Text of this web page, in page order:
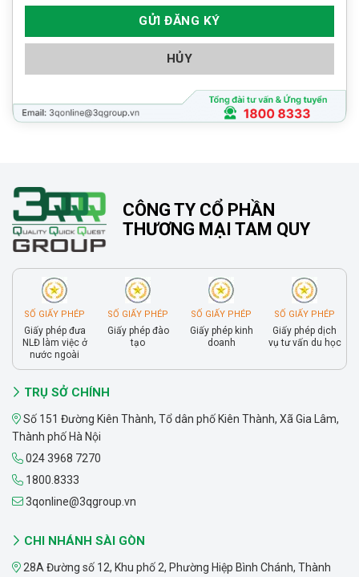
HỦY
CÔNG TY CỔ PHẦN
THƯƠNG MẠI TAM QUY
SỐ GIẤY PHÉP
Giấy phép đưa
NLĐ làm việc ở
nước ngoài
SỐ GIẤY PHÉP
Giấy phép đào
tạo
SỐ GIẤY PHÉP
Giấy phép kinh
doanh
SỐ GIẤY PHÉP
Giấy phép dịch
vụ tư vấn du học
TRỤ SỞ CHÍNH
Số 151 Đường Kiên Thành, Tổ dân phố Kiên Thành, Xã Gia Lâm,
Thành phố Hà Nội
024 3968 7270
1800.8333
3qonline@3qgroup.vn
CHI NHÁNH SÀI GÒN
28A Đường số 12, Khu phố 2, Phường Hiệp Bình Chánh, Thành